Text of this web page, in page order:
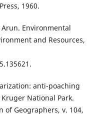
1960.
Arun. Environmental
and Resources,
anti-poaching
National Park.
of Geographers, v. 104,